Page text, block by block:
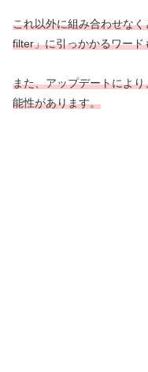
これ以外に組み合わせな
filter」に引っかかるワード
また、アップデートにより
能性があります。